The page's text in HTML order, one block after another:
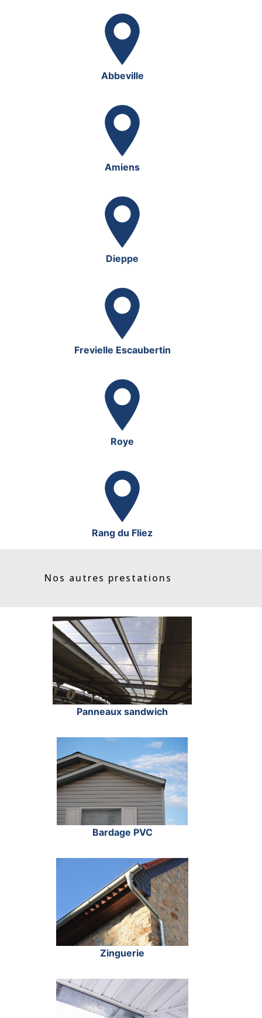
Abbeville
Amiens
Dieppe
Frevielle Escaubertin
Roye
Rang du Fliez
Nos autres prestations
Panneaux sandwich
Bardage PVC
Zinguerie